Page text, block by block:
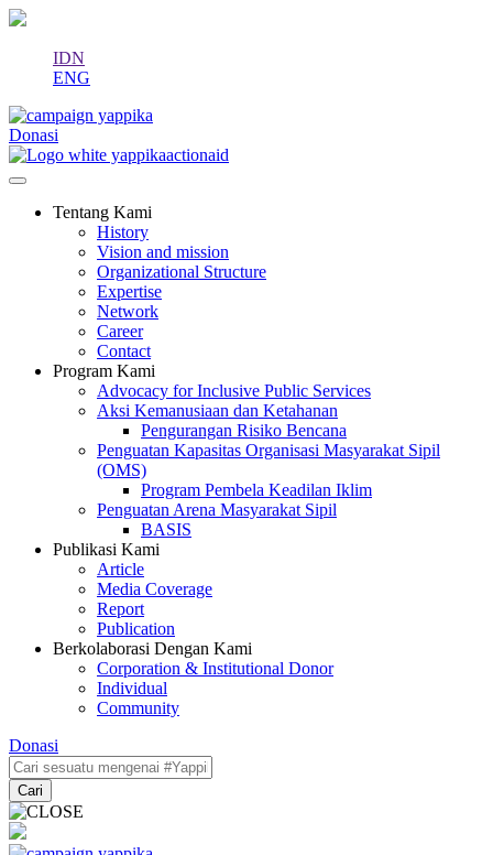
IDN
ENG
Donasi
Tentang Kami
History
Vision and mission
Organizational Structure
Expertise
Network
Career
Contact
Program Kami
Advocacy for Inclusive Public Services
Aksi Kemanusiaan dan Ketahanan
Pengurangan Risiko Bencana
Penguatan Kapasitas Organisasi Masyarakat Sipil
(OMS)
Program Pembela Keadilan Iklim
Penguatan Arena Masyarakat Sipil
BASIS
Publikasi Kami
Article
Media Coverage
Report
Publication
Berkolaborasi Dengan Kami
Corporation & Institutional Donor
Individual
Community
Donasi
Cari